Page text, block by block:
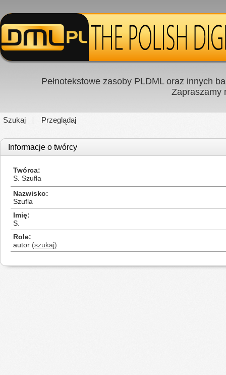
Pełnotekstowe zasoby PLDML oraz innych
Zapraszamy
Szukaj Przeglądaj
Informacje o twórcy
Twórca
S. Szufla
Nazwisko
Szufla
Imię
S.
Role
autor (szukaj)